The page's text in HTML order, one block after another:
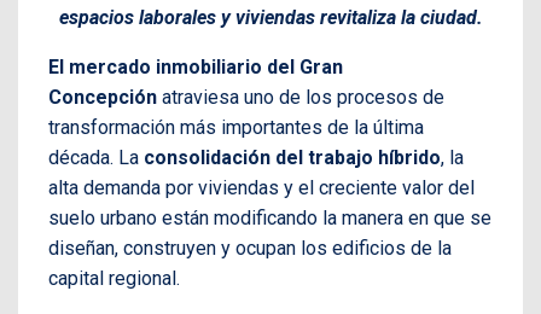
espacios laborales y viviendas revitaliza la ciudad.
El mercado inmobiliario del Gran
Concepción atraviesa uno de los procesos de
transformación más importantes de la última
década. La consolidación del trabajo híbrido, la
alta demanda por viviendas y el creciente valor del
suelo urbano están modificando la manera en que se
diseñan, construyen y ocupan los edificios de la
capital regional.